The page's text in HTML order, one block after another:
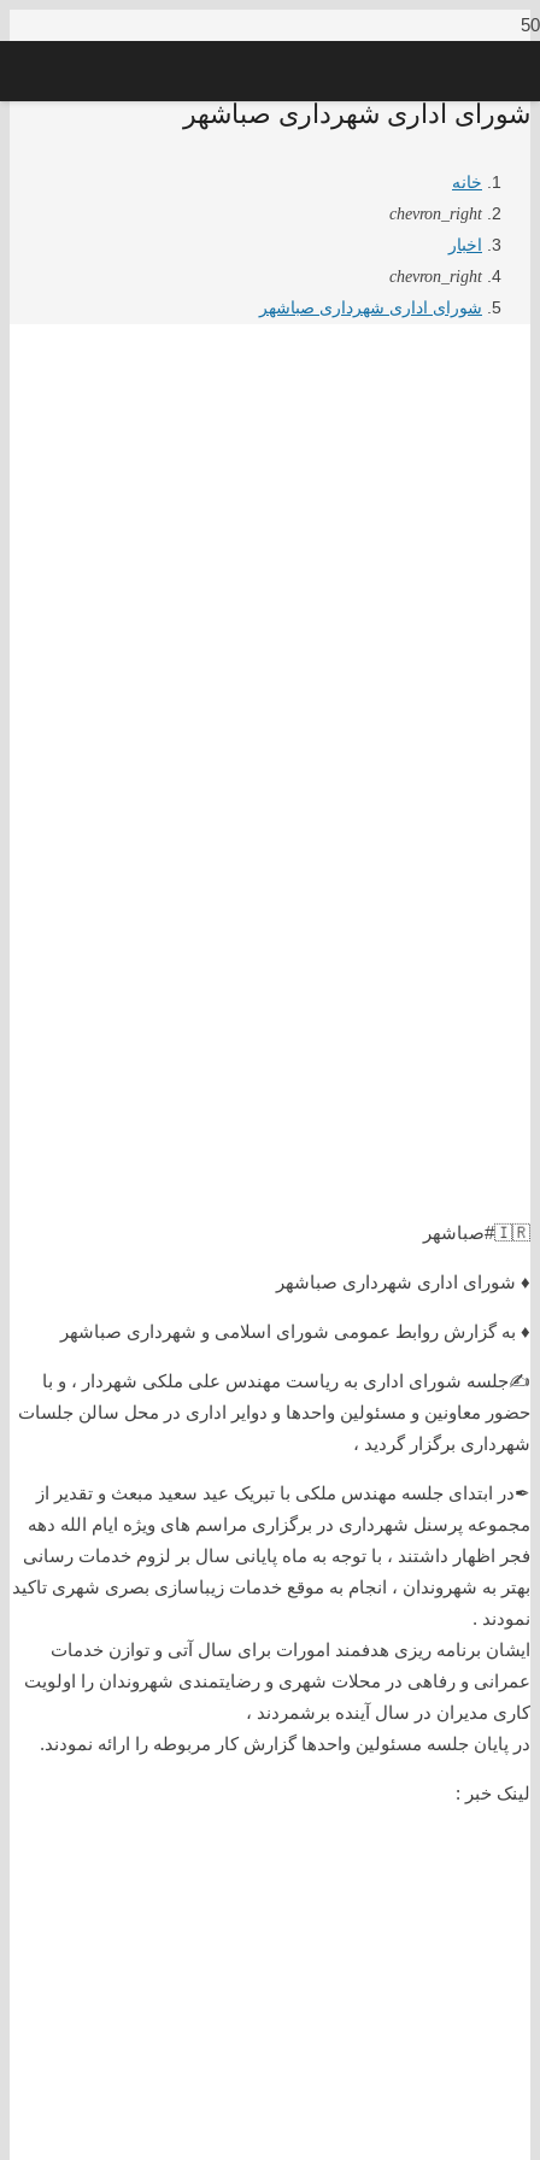
شورای اداری شهرداری صباشهر
خانه
chevron_right
اخبار
chevron_right
شورای اداری شهرداری صباشهر
🇮🇷#صباشهر
♦️ شورای اداری شهرداری صباشهر
♦️ به گزارش روابط عمومی شورای اسلامی و شهرداری صباشهر
✍جلسه شورای اداری به ریاست مهندس علی ملکی شهردار ، و با
حضور معاونین و مسئولین واحدها و دوایر اداری در محل سالن جلسات
شهرداری برگزار گردید ،
✒در ابتدای جلسه مهندس ملکی با تبریک عید سعید مبعث و تقدیر از
مجموعه پرسنل شهرداری در برگزاری مراسم های ویژه ایام الله دهه
فجر اظهار داشتند ، با توجه به ماه پایانی سال بر لزوم خدمات رسانی
بهتر به شهروندان ، انجام به موقع خدمات زیباسازی بصری شهری تاکید
نمودند .
ایشان برنامه ریزی هدفمند امورات برای سال آتی و توازن خدمات
عمرانی و رفاهی در محلات شهری و رضایتمندی شهروندان را اولویت
کاری مدیران در سال آینده برشمردند ،
در پایان جلسه مسئولین واحدها گزارش کار مربوطه را ارائه نمودند.
لینک خبر :